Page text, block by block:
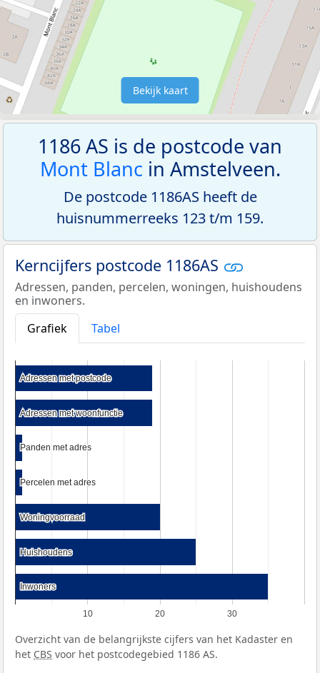
Bekijk kaart
1186 AS is de postcode van
Mont Blanc in Amstelveen.
De postcode 1186AS heeft de
huisnummerreeks 123 t/m 159.
Kerncijfers postcode 1186AS
Adressen, panden, percelen, woningen, huishoudens
en inwoners.
Grafiek
Tabel
10 20 30
Adressen met postcode
Adressen met postcode
Adressen met woonfunctie
Adressen met woonfunctie
Panden met adres
Panden met adres
Percelen met adres
Percelen met adres
Woningvoorraad
Woningvoorraad
Huishoudens
Huishoudens
Inwoners
Inwoners
Overzicht van de belangrijkste cijfers van het Kadaster en
het CBS voor het postcodegebied 1186 AS.